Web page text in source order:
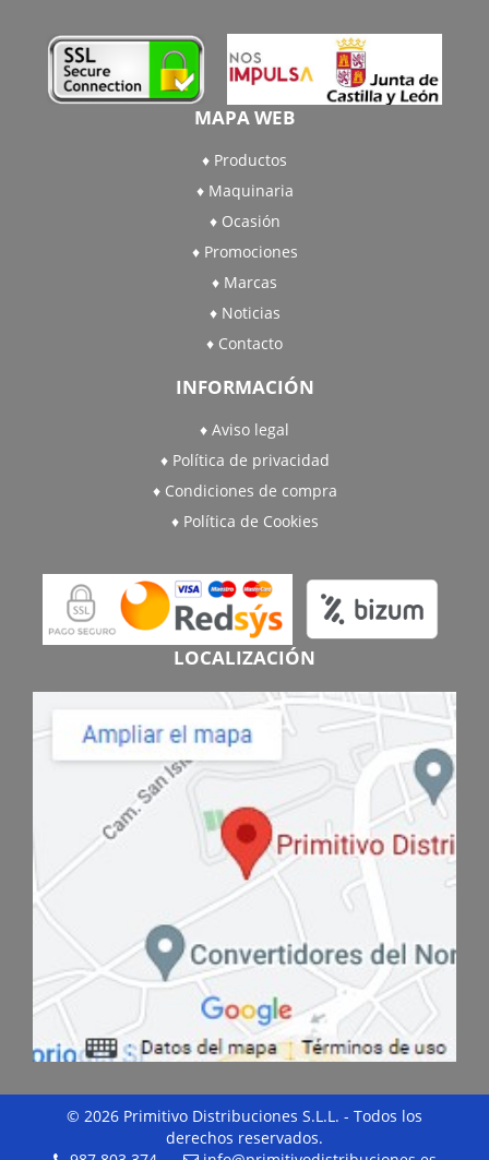
MAPA WEB
Productos
Maquinaria
Ocasión
Promociones
Marcas
Noticias
Contacto
INFORMACIÓN
Aviso legal
Política de privacidad
Condiciones de compra
Política de Cookies
LOCALIZACIÓN
© 2026 Primitivo Distribuciones S.L.L. - Todos los
derechos reservados.